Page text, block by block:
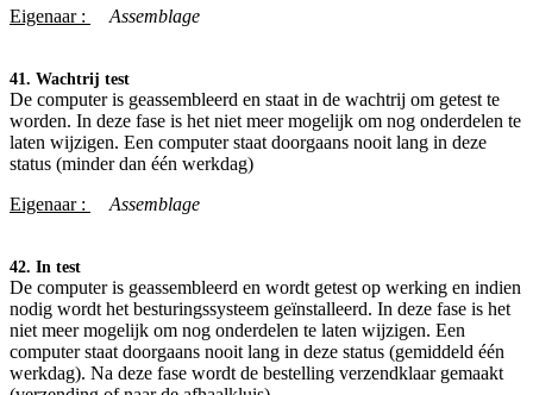
Eigenaar :
​Assemblage
41. Wachtrij test
De computer is geassembleerd en staat in de wachtrij om getest te
worden. In deze fase is het niet meer mogelijk om nog onderdelen te
laten wijzigen. Een computer staat doorgaans nooit lang in deze
status (minder dan één werkdag)
Eigenaar :
​Assemblage
42. In test
De computer is geassembleerd en wordt getest op werking en indien
nodig wordt het besturingssysteem geïnstalleerd. In deze fase is het
niet meer mogelijk om nog onderdelen te laten wijzigen. Een
computer staat doorgaans nooit lang in deze status (gemiddeld één
werkdag). Na deze fase wordt de bestelling verzendklaar gemaakt